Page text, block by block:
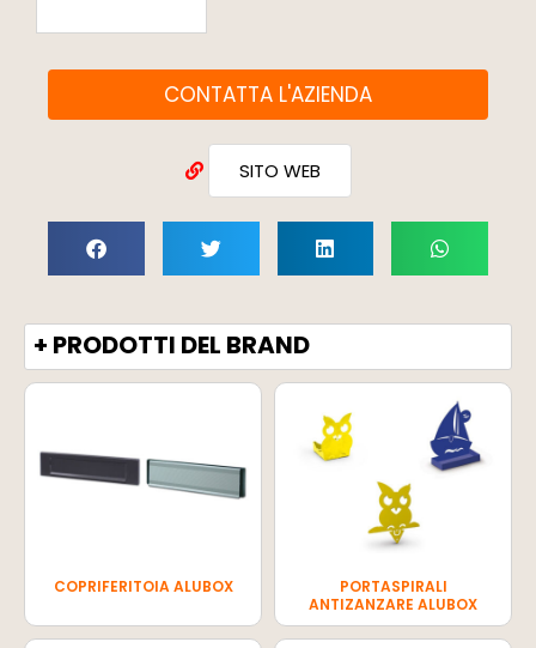
CONTATTA L'AZIENDA
SITO WEB
+ PRODOTTI DEL BRAND
COPRIFERITOIA ALUBOX
PORTASPIRALI
ANTIZANZARE ALUBOX